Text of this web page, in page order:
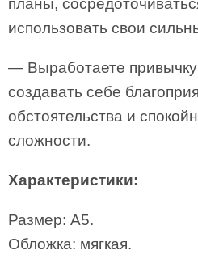
планы,
использовать свои
— Выработаете
создавать себе
обстоятельства и
сложности.
Характеристики:
Размер: А5.
Обложка: мягкая.